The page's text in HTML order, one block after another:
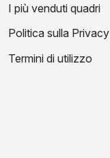
I più venduti quadri
Politica sulla Privacy
Termini di utilizzo